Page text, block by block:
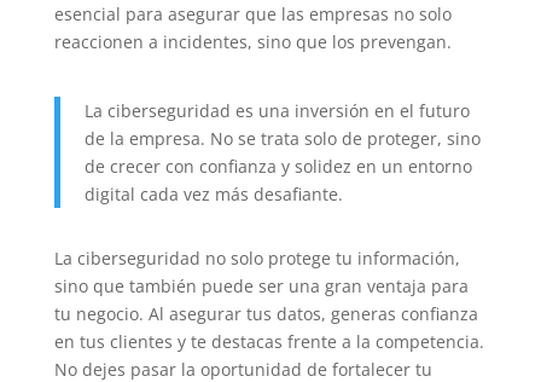
esencial para asegurar que las empresas no solo
reaccionen a incidentes, sino que los prevengan.
La ciberseguridad es una inversión en el futuro
de la empresa. No se trata solo de proteger, sino
de crecer con confianza y solidez en un entorno
digital cada vez más desafiante.
La ciberseguridad no solo protege tu información,
sino que también puede ser una gran ventaja para
tu negocio. Al asegurar tus datos, generas confianza
en tus clientes y te destacas frente a la competencia.
No dejes pasar la oportunidad de fortalecer tu